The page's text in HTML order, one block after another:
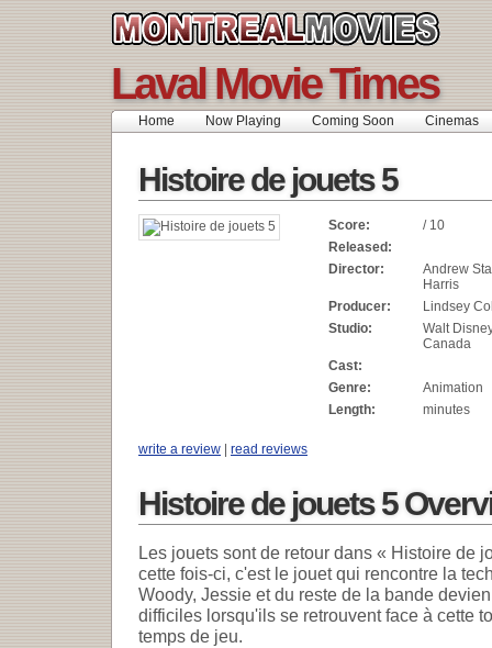
Laval Movie Times
Home Now Playing Coming Soon Cinemas
Histoire de jouets 5
Score:
/ 10
Released:
Director:
Andrew
Harris
Producer:
Lindsey
Studio:
Walt
Canada
Cast:
Genre:
Animation
Length:
minutes
write a review | read reviews
Histoire de jouets 5
Les jouets sont de retour dans « Histoire de
cette fois-ci, c'est le jouet qui rencontre la
Woody, Jessie et du reste de la bande
difficiles lorsqu'ils se retrouvent face à cette
temps de jeu.